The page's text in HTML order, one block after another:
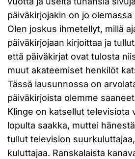
päiväkirjojakin on jo
Olen joskus ihmetellyt, millä
päiväkirjojaan kirjoittaa ja
että päiväkirjat ovat tulosta
muut akateemiset henkilöt
Tässä lausunnossa on
päiväkirjoista olemme
Klinge on katsellut televisiota
lopulta saakka, muttei
tullut television
kuluttajaa. Ranskalaista